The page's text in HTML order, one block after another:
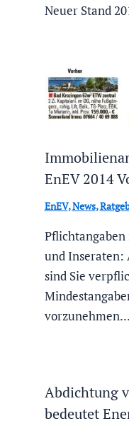
Neuer Stand
EnEV 2014
EnEV,News,
und
sind Sie
Abdichtung
bedeutet